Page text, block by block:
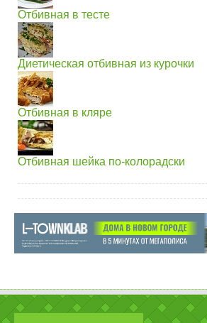
Отбивная в тесте
Диетическая отбивная из курочки
Отбивная в кляре
Отбивная шейка по-колорадски